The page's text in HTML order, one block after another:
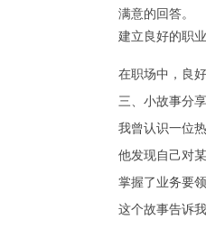
满意的回答。
建立良好的职
在职场中，良
三、小故事分享
我曾认识一位
他发现自己对
掌握了业务要
这个故事告诉